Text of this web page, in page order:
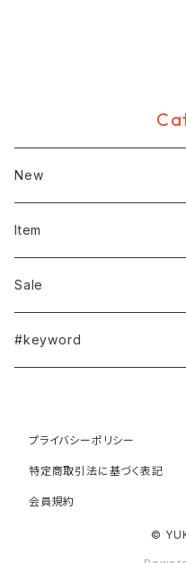
New
Item
outer（coat/blouson...）
jacket
blouse
cardigan
Sale
#keyword
#summer
#autumn
プライバシーポリシー
特定商取引法に基づく表記
会員規約
©